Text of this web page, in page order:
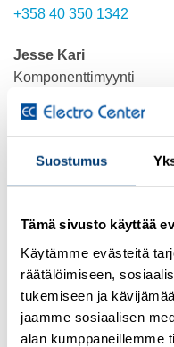
Suostumus
Tämä sivusto käyttää
Käytämme evästeitä
räätälöimiseen,
tukemiseen ja
jaamme sosiaalisen
alan kumppaneillemme
+358 40 350 1342
Jesse Kari
Komponenttimyynti
jesse.kari@e-c.fi
+358 41 732 1222
Heidi Silfver
Komponenttimyynti
+358 44 7005 845
Mikko Palo
Komponenttimyynti
mikko.palo@e-c.fi
+358 41 730 7410